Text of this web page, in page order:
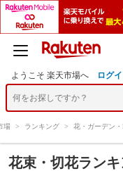
ようこそ 楽天市場へ ログ
場 > ランキング > 花・ガーデン
花束・切花ラン